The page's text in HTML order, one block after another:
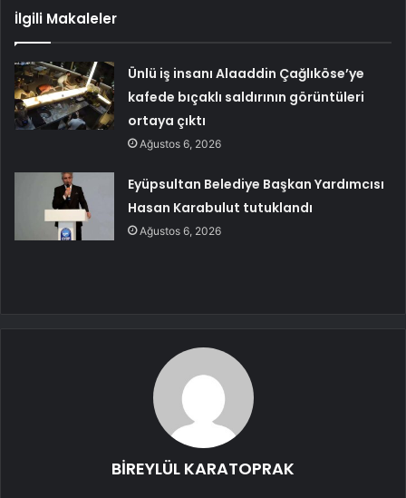
İlgili Makaleler
Ünlü iş insanı Alaaddin Çağlıköse’ye
kafede bıçaklı saldırının görüntüleri
ortaya çıktı
Ağustos 6, 2026
Eyüpsultan Belediye Başkan Yardımcısı
Hasan Karabulut tutuklandı
Ağustos 6, 2026
BİREYLÜL KARATOPRAK